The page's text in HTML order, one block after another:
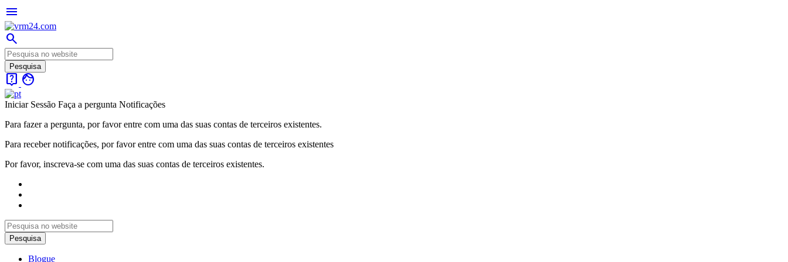
menu
search
live_help face
Iniciar Sessão Faça a pergunta Notificações
Para fazer a pergunta, por favor entre com uma das suas contas de terceiros existentes.
Para receber notificações, por favor entre com uma das suas contas de terceiros existentes
Por favor, inscreva-se com uma das suas contas de terceiros existentes.
Blogue